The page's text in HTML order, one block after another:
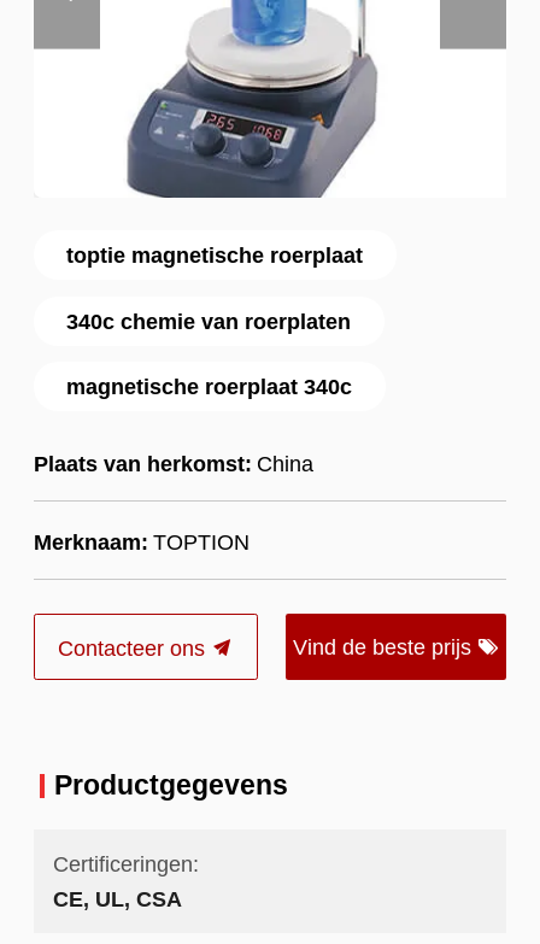
toptie magnetische roerplaat
340c chemie van roerplaten
magnetische roerplaat 340c
Plaats van herkomst: China
Merknaam: TOPTION
Contacteer ons Vind de beste prijs
Productgegevens
Certificeringen:
CE, UL, CSA